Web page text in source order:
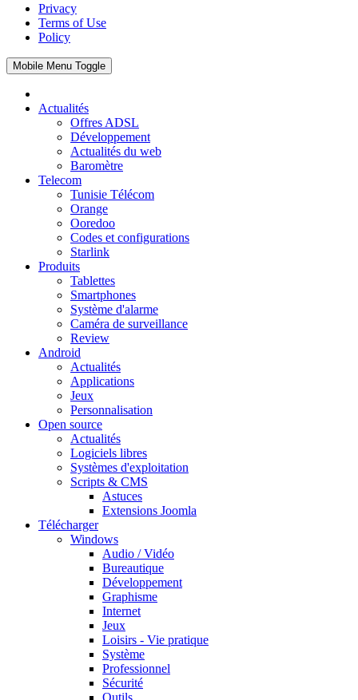
Privacy
Terms of Use
Policy
Mobile Menu Toggle
Actualités
Offres ADSL
Développement
Actualités du web
Baromètre
Telecom
Tunisie Télécom
Orange
Ooredoo
Codes et configurations
Starlink
Produits
Tablettes
Smartphones
Système d'alarme
Caméra de surveillance
Review
Android
Actualités
Applications
Jeux
Personnalisation
Open source
Actualités
Logiciels libres
Systèmes d'exploitation
Scripts & CMS
Astuces
Extensions Joomla
Télécharger
Windows
Audio / Vidéo
Bureautique
Développement
Graphisme
Internet
Jeux
Loisirs - Vie pratique
Système
Professionnel
Sécurité
Outils